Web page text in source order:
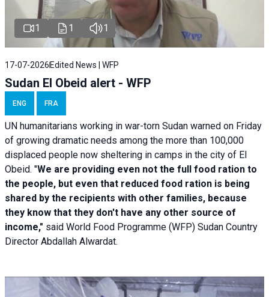
1 1 1
17-07-2026 Edited News | WFP
Sudan El Obeid alert - WFP
ENG FRA
UN humanitarians working in war-torn Sudan warned on Friday
of growing dramatic needs among the more than 100,000
displaced people now sheltering in camps in the city of El
Obeid. "We are providing even not the full food ration to
the people, but even that reduced food ration is being
shared by the recipients with other families, because
they know that they don't have any other source of
income," said World Food Programme (WFP) Sudan Country
Director Abdallah Alwardat.